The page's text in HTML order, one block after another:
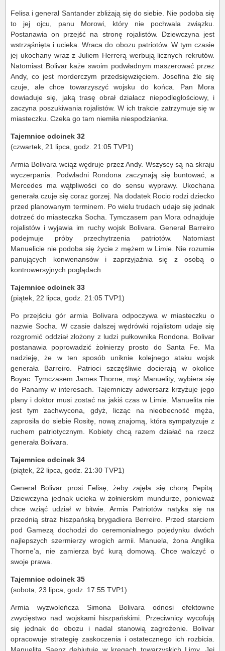
Felisa i generał Santander zbliżają się do siebie. Nie podoba się
to jej ojcu, panu Morowi, który nie pochwala związku.
Postanawia on przejść na stronę rojalistów. Dziewczyna jest
wstrząśnięta i ucieka. Wraca do obozu patriotów. W tym czasie
jej ukochany wraz z Juliem Herrerą werbują licznych rekrutów.
Natomiast Bolivar każe swoim podwładnym maszerować przez
Andy, co jest morderczym przedsięwzięciem. Josefina źle się
czuje, ale chce towarzyszyć wojsku do końca. Pan Mora
dowiaduje się, jaką trasę obrał działacz niepodległościowy, i
zaczyna poszukiwania rojalistów. W ich trakcie zatrzymuje się w
miasteczku. Czeka go tam niemiła niespodzianka.
Tajemnice odcinek 32
(czwartek, 21 lipca, godz. 21:05 TVP1)
Armia Bolivara wciąż wędruje przez Andy. Wszyscy są na skraju
wyczerpania. Podwładni Rondona zaczynają się buntować, a
Mercedes ma wątpliwości co do sensu wyprawy. Ukochana
generała czuje się coraz gorzej. Na dodatek Rocio rodzi dziecko
przed planowanym terminem. Po wielu trudach udaje się jednak
dotrzeć do miasteczka Socha. Tymczasem pan Mora odnajduje
rojalistów i wyjawia im ruchy wojsk Bolivara. Generał Barreiro
podejmuje próby przechytrzenia patriotów. Natomiast
Manuelicie nie podoba się życie z mężem w Limie. Nie rozumie
panujących konwenansów i zaprzyjaźnia się z osobą o
kontrowersyjnych poglądach.
Tajemnice odcinek 33
(piątek, 22 lipca, godz. 21:05 TVP1)
Po przejściu gór armia Bolivara odpoczywa w miasteczku o
nazwie Socha. W czasie dalszej wędrówki rojalistom udaje się
rozgromić oddział złożony z ludzi pułkownika Rondona. Bolivar
postanawia poprowadzić żołnierzy prosto do Santa Fe. Ma
nadzieję, że w ten sposób uniknie kolejnego ataku wojsk
generała Barreiro. Patrioci szczęśliwie docierają w okolice
Boyac. Tymczasem James Thorne, mąż Manuelity, wybiera się
do Panamy w interesach. Tajemniczy adwersarz krzyżuje jego
plany i doktor musi zostać na jakiś czas w Limie. Manuelita nie
jest tym zachwycona, gdyż, licząc na nieobecność męża,
zaprosiła do siebie Rositę, nową znajomą, która sympatyzuje z
ruchem patriotycznym. Kobiety chcą razem działać na rzecz
generała Bolivara.
Tajemnice odcinek 34
(piątek, 22 lipca, godz. 21:30 TVP1)
Generał Bolivar prosi Felisę, żeby zajęła się chorą Pepitą.
Dziewczyna jednak ucieka w żołnierskim mundurze, ponieważ
chce wziąć udział w bitwie. Armia Patriotów natyka się na
przednią straż hiszpańską brygadiera Berreiro. Przed starciem
pod Gamezą dochodzi do ceremonialnego pojedynku dwóch
najlepszych szermierzy wrogich armii. Manuela, żona Anglika
Thorne’a, nie zamierza być kurą domową. Chce walczyć o
swoje prawa.
Tajemnice odcinek 35
(sobota, 23 lipca, godz. 17:55 TVP1)
Armia wyzwoleńcza Simona Bolivara odnosi efektowne
zwycięstwo nad wojskami hiszpańskimi. Przeciwnicy wycofują
się jednak do obozu i nadal stanowią zagrożenie. Bolivar
opracowuje strategię zaskoczenia i ostatecznego ich rozbicia.